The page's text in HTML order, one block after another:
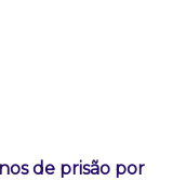
de prisão por